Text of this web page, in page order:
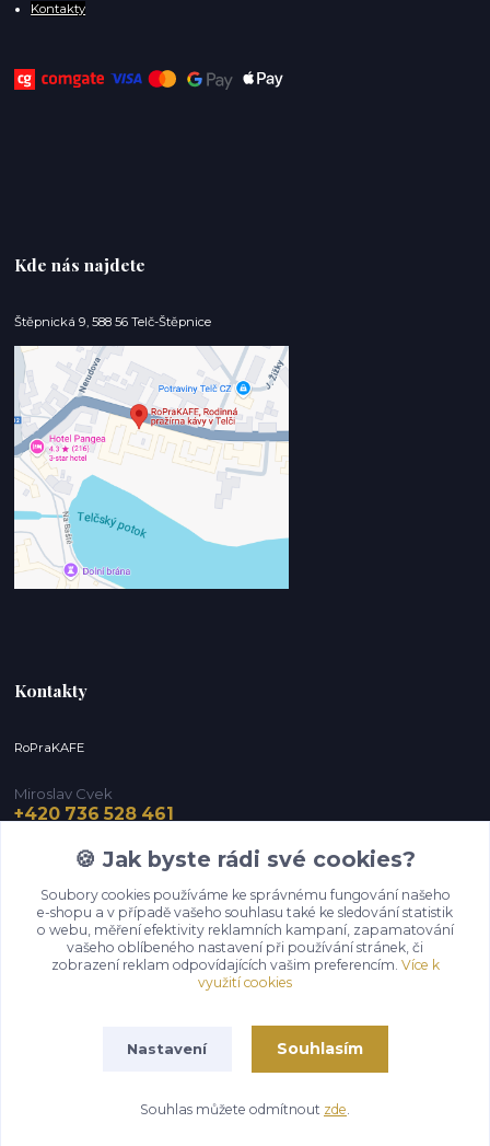
Kontakty
Kde nás najdete
Štěpnická 9, 588 56 Telč-Štěpnice
Kontakty
RoPraKAFE
Miroslav Cvek
+420 736 528 461
Upravit sběr cookies.
Vytvořeno na Eshop-rychle.cz
🍪 Jak byste rádi své cookies?
Soubory cookies používáme ke správnému fungování našeho
e-shopu a v případě vašeho souhlasu také ke sledování statistik
o webu, měření efektivity reklamních kampaní, zapamatování
vašeho oblíbeného nastavení při používání stránek, či
zobrazení reklam odpovídajících vašim preferencím. Více k
využití cookies
Nastavení Souhlasím
Souhlas můžete odmítnout zde